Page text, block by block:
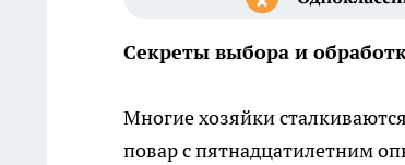
Секреты выбора и
Многие хозяйки
повар с пятнадцатилетним